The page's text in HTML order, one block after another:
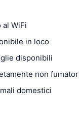
WiFi
in loco
disponibili
non
domestici